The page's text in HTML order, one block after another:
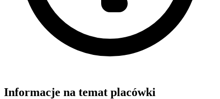
Informacje na temat placówki